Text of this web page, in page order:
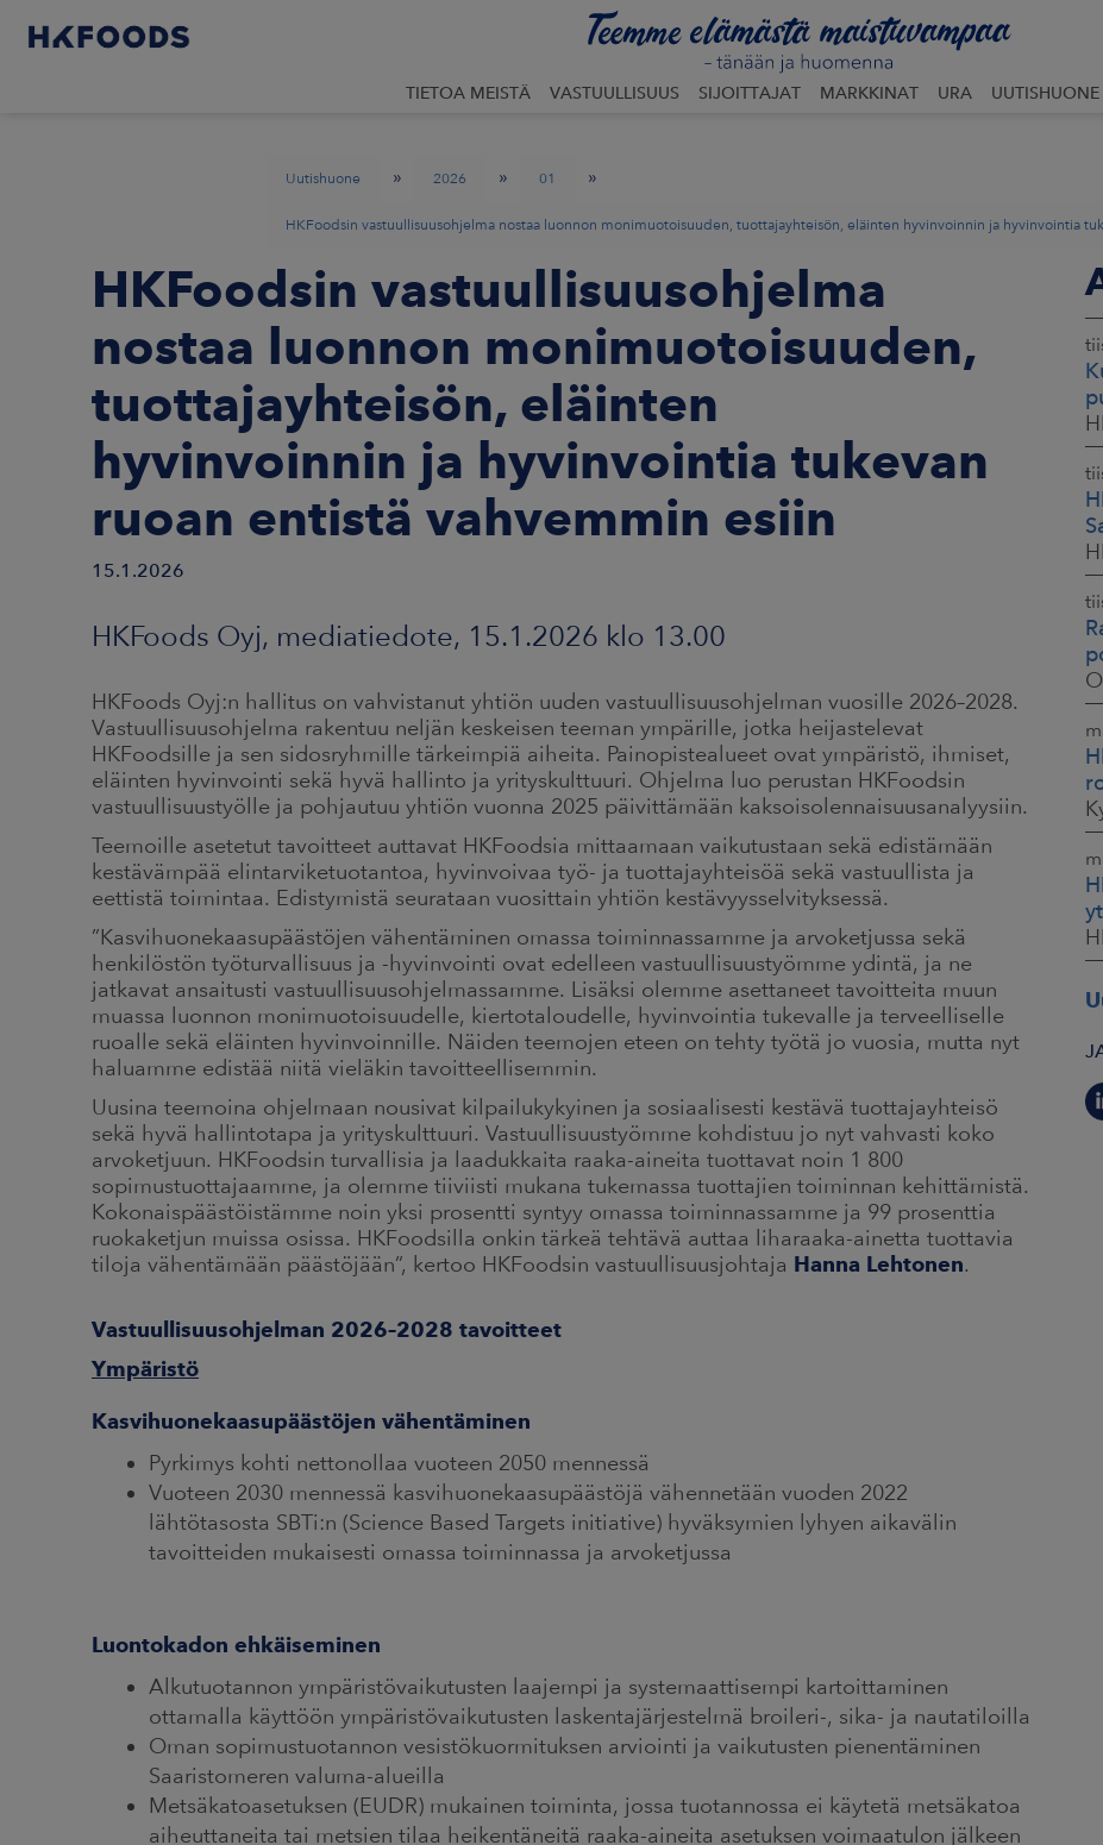
TIETOA MEISTÄ VASTUULLISUUS SIJOITTAJAT MARKKINAT URA UUTISHUONE
Uutishuone » 2026 » 01 »
HKFoodsin vastuullisuusohjelma nostaa luonnon monimuotoisuuden, tuottajayhteisön, eläinten hyvinvoinnin ja hyvinvointia
HKFoodsin vastuullisuusohjelma
nostaa luonnon monimuotoisuuden,
tuottajayhteisön, eläinten
hyvinvoinnin ja hyvinvointia tukevan
ruoan entistä vahvemmin esiin
15.1.2026
HKFoods Oyj, mediatiedote, 15.1.2026 klo 13.00
HKFoods Oyj:n hallitus on vahvistanut yhtiön uuden vastuullisuusohjelman vuosille 2026–2028.
Vastuullisuusohjelma rakentuu neljän keskeisen teeman ympärille, jotka heijastelevat
HKFoodsille ja sen sidosryhmille tärkeimpiä aiheita. Painopistealueet ovat ympäristö, ihmiset,
eläinten hyvinvointi sekä hyvä hallinto ja yrityskulttuuri. Ohjelma luo perustan HKFoodsin
vastuullisuustyölle ja pohjautuu yhtiön vuonna 2025 päivittämään kaksoisolennaisuusanalyysiin.
Teemoille asetetut tavoitteet auttavat HKFoodsia mittaamaan vaikutustaan sekä edistämään
kestävämpää elintarviketuotantoa, hyvinvoivaa työ- ja tuottajayhteisöä sekä vastuullista ja
eettistä toimintaa. Edistymistä seurataan vuosittain yhtiön kestävyysselvityksessä.
”Kasvihuonekaasupäästöjen vähentäminen omassa toiminnassamme ja arvoketjussa sekä
henkilöstön työturvallisuus ja -hyvinvointi ovat edelleen vastuullisuustyömme ydintä, ja ne
jatkavat ansaitusti vastuullisuusohjelmassamme. Lisäksi olemme asettaneet tavoitteita muun
muassa luonnon monimuotoisuudelle, kiertotaloudelle, hyvinvointia tukevalle ja terveelliselle
ruoalle sekä eläinten hyvinvoinnille. Näiden teemojen eteen on tehty työtä jo vuosia, mutta nyt
haluamme edistää niitä vieläkin tavoitteellisemmin.
Uusina teemoina ohjelmaan nousivat kilpailukykyinen ja sosiaalisesti kestävä tuottajayhteisö
sekä hyvä hallintotapa ja yrityskulttuuri. Vastuullisuustyömme kohdistuu jo nyt vahvasti koko
arvoketjuun. HKFoodsin turvallisia ja laadukkaita raaka-aineita tuottavat noin 1 800
sopimustuottajaamme, ja olemme tiiviisti mukana tukemassa tuottajien toiminnan kehittämistä.
Kokonaispäästöistämme noin yksi prosentti syntyy omassa toiminnassamme ja 99 prosenttia
ruokaketjun muissa osissa. HKFoodsilla onkin tärkeä tehtävä auttaa liharaaka-ainetta tuottavia
tiloja vähentämään päästöjään”, kertoo HKFoodsin vastuullisuusjohtaja Hanna Lehtonen.
Vastuullisuusohjelman 2026–2028 tavoitteet
Ympäristö
Kasvihuonekaasupäästöjen vähentäminen
Pyrkimys kohti nettonollaa vuoteen 2050 mennessä
Vuoteen 2030 mennessä kasvihuonekaasupäästöjä vähennetään vuoden 2022
lähtötasosta SBTi:n (Science Based Targets initiative) hyväksymien lyhyen aikavälin
tavoitteiden mukaisesti omassa toiminnassa ja arvoketjussa
Luontokadon ehkäiseminen
Alkutuotannon ympäristövaikutusten laajempi ja systemaattisempi kartoittaminen
ottamalla käyttöön ympäristövaikutusten laskentajärjestelmä broileri-, sika- ja nautatiloilla
Oman sopimustuotannon vesistökuormituksen arviointi ja vaikutusten pienentäminen
Saaristomeren valuma-alueilla
Metsäkatoasetuksen (EUDR) mukainen toiminta, jossa tuotannossa ei käytetä metsäkatoa
aiheuttaneita tai metsien tilaa heikentäneitä raaka-aineita asetuksen voimaatulon jälkeen